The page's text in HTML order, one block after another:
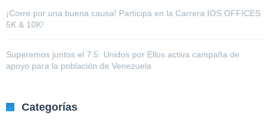
¡Corre por una buena causa! Participa en la Carrera IOS OFFICES
5K & 10K!
Superemos juntos el 7.5: Unidos por Ellos activa campaña de
apoyo para la población de Venezuela
Categorías